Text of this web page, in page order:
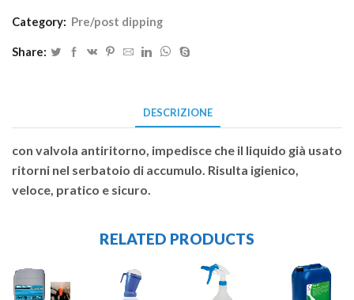
Category: Pre/post dipping
Share:
DESCRIZIONE
con valvola antiritorno, impedisce che il liquido già usato
ritorni nel serbatoio di accumulo. Risulta igienico,
veloce, pratico e sicuro.
RELATED PRODUCTS